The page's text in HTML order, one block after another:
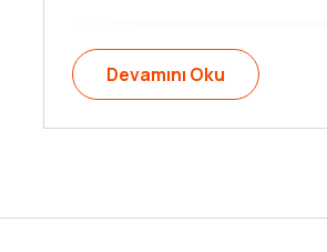
Devamını Oku